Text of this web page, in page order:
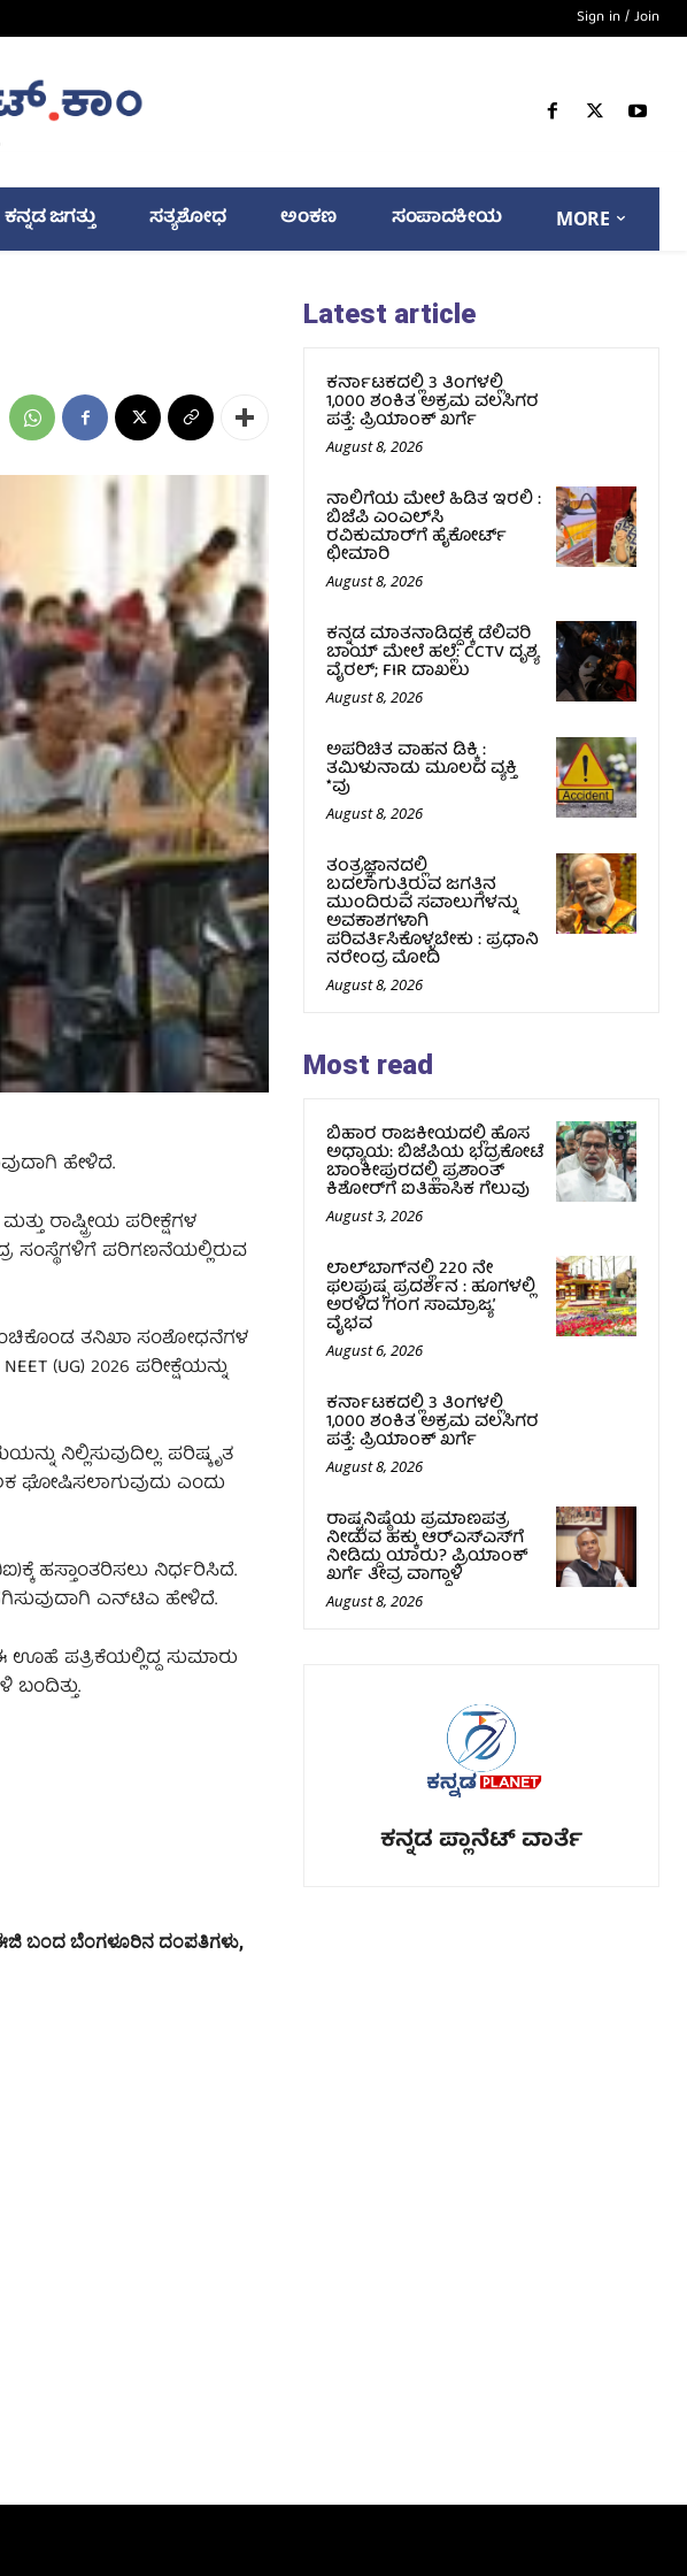
Sign in / Join
ಕನ್ನಡ ಜಗತ್ತು ಸತ್ಯಶೋಧ ಅಂಕಣ ಸಂಪಾದಕೀಯ MORE
ಹೇಳಿದೆ.
ರಾಷ್ಟ್ರೀಯ ಪರೀಕ್ಷೆಗಳ
ಸಂಸ್ಥೆಗಳಿಗೆ ಪರಿಗಣನೆಯಲ್ಲಿರುವ
ತನಿಖಾ ಸಂಶೋಧನೆಗಳ
(UG) 2026 ಪರೀಕ್ಷೆಯನ್ನು
ನಿಲ್ಲಿಸುವುದಿಲ್ಲ. ಪರಿಷ್ಕೃತ
ಘೋಷಿಸಲಾಗುವುದು ಎಂದು
ಹಸ್ತಾಂತರಿಸಲು ನಿರ್ಧರಿಸಿದೆ.
ಎನ್‌ಟಿಎ ಹೇಳಿದೆ.
ಊಹೆ ಪತ್ರಿಕೆಯಲ್ಲಿದ್ದ ಸುಮಾರು
ಬಂದಿತ್ತು.
ಈಜಿ ಬಂದ ಬೆಂಗಳೂರಿನ ದಂಪತಿಗಳು,
Latest article
ಕರ್ನಾಟಕದಲ್ಲಿ 3 ತಿಂಗಳಲ್ಲಿ
1,000 ಶಂಕಿತ ಅಕ್ರಮ ವಲಸಿಗರ
ಪತ್ತೆ: ಪ್ರಿಯಾಂಕ್‌ ಖರ್ಗೆ
August 8, 2026
ನಾಲಿಗೆಯ ಮೇಲೆ ಹಿಡಿತ ಇರಲಿ :
ಬಿಜೆಪಿ ಎಂಎಲ್‌ಸಿ
ರವಿಕುಮಾರ್‌ಗೆ ಹೈಕೋರ್ಟ್
ಛೀಮಾರಿ
August 8, 2026
ಕನ್ನಡ ಮಾತನಾಡಿದ್ದಕ್ಕೆ ಡೆಲಿವರಿ
ಬಾಯ್ ಮೇಲೆ ಹಲ್ಲೆ: CCTV ದೃಶ್ಯ
ವೈರಲ್; FIR ದಾಖಲು
August 8, 2026
ಅಪರಿಚಿತ ವಾಹನ ಡಿಕ್ಕಿ :
ತಮಿಳುನಾಡು ಮೂಲದ ವ್ಯಕ್ತಿ
*ವು
August 8, 2026
ತಂತ್ರಜ್ಞಾನದಲ್ಲಿ
ಬದಲಾಗುತ್ತಿರುವ ಜಗತ್ತಿನ
ಮುಂದಿರುವ ಸವಾಲುಗಳನ್ನು
ಅವಕಾಶಗಳಾಗಿ
ಪರಿವರ್ತಿಸಿಕೊಳ್ಳಬೇಕು : ಪ್ರಧಾನಿ
ನರೇಂದ್ರ ಮೋದಿ
August 8, 2026
Most read
ಬಿಹಾರ ರಾಜಕೀಯದಲ್ಲಿ ಹೊಸ
ಅಧ್ಯಾಯ: ಬಿಜೆಪಿಯ ಭದ್ರಕೋಟೆ
ಬಾಂಕೀಪುರದಲ್ಲಿ ಪ್ರಶಾಂತ್
ಕಿಶೋರ್‌ಗೆ ಐತಿಹಾಸಿಕ ಗೆಲುವು
August 3, 2026
ಲಾಲ್‍ಬಾಗ್‍ನಲ್ಲಿ 220 ನೇ
ಫಲಪುಷ್ಪ ಪ್ರದರ್ಶನ : ಹೂಗಳಲ್ಲಿ
ಅರಳಿದ ‘ಗಂಗ ಸಾಮ್ರಾಜ್ಯ’
ವೈಭವ
August 6, 2026
ಕರ್ನಾಟಕದಲ್ಲಿ 3 ತಿಂಗಳಲ್ಲಿ
1,000 ಶಂಕಿತ ಅಕ್ರಮ ವಲಸಿಗರ
ಪತ್ತೆ: ಪ್ರಿಯಾಂಕ್‌ ಖರ್ಗೆ
August 8, 2026
ರಾಷ್ಟ್ರನಿಷ್ಠೆಯ ಪ್ರಮಾಣಪತ್ರ
ನೀಡುವ ಹಕ್ಕು ಆರ್‌ಎಸ್‌ಎಸ್‌ಗೆ
ನೀಡಿದ್ದು ಯಾರು? ಪ್ರಿಯಾಂಕ್
ಖರ್ಗೆ ತೀವ್ರ ವಾಗ್ದಾಳಿ
August 8, 2026
ಕನ್ನಡ ಪ್ಲಾನೆಟ್ ವಾರ್ತೆ